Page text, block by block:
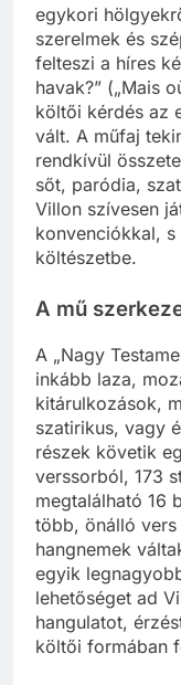
egykori
szerelmek és
felteszi a híres
havak?” („Mais
költői kérdés az
vált. A műfaj
rendkívül
sőt, paródia,
Villon szívesen
konvenciókkal,
költészetbe.
A mű
A „Nagy
inkább laza,
kitárulkozások,
szatirikus, vagy
részek követik
verssorból, 173
megtalálható 16
több, önálló
hangnemek
egyik
lehetőséget ad
hangulatot,
költői formában